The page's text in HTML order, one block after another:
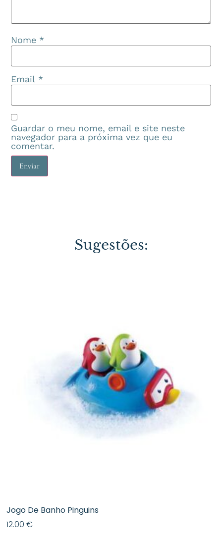
Nome *
Email *
Guardar o meu nome, email e site neste
navegador para a próxima vez que eu
comentar.
Sugestões:
Jogo De Banho Pinguins
12.00€